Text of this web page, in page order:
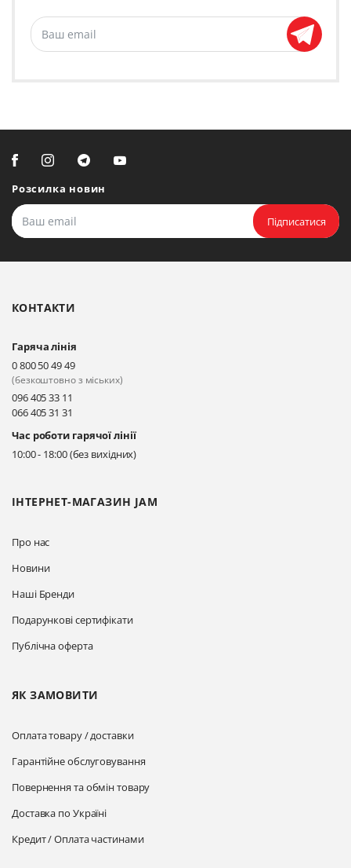
Розсилка новин
Підписатися
ІНТЕРНЕТ-МАГАЗИН JAM
Про нас
Новини
Наші Бренди
Подарункові сертифікати
Публічна оферта
ЯК ЗАМОВИТИ
Оплата товару / доставки
Гарантійне обслуговування
Повернення та обмін товару
Доставка по Україні
Кредит / Оплата частинами
КОНТАКТИ
Гаряча лінія
0 800 50 49 49
(безкоштовно з міських)
096 405 33 11
066 405 31 31
Час роботи гарячої лінії
10:00 - 18:00 (без вихідних)